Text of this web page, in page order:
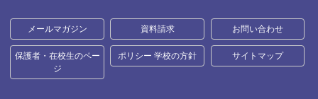
メールマガジン 資料請求 お問い合わせ
保護者・在校生のペー
ジ
ポリシー 学校の方針 サイトマップ